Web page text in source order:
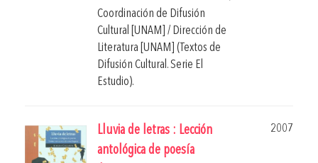
Coordinación de Difusión
Cultural [UNAM] / Dirección de
Literatura [UNAM] (Textos de
Difusión Cultural. Serie El
Estudio).
Lluvia de letras : Lección
antológica de poesía
2007